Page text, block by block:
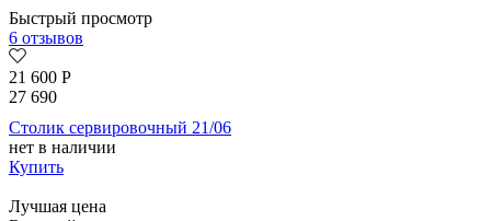
Быстрый просмотр
6 отзывов
21 600 Р
27 690
Столик сервировочный 21/06
нет в наличии
Купить
Лучшая цена